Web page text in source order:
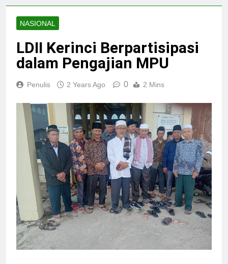
NASIONAL
LDII Kerinci Berpartisipasi
dalam Pengajian MPU
Penulis 2 Years Ago 0 2 Mins